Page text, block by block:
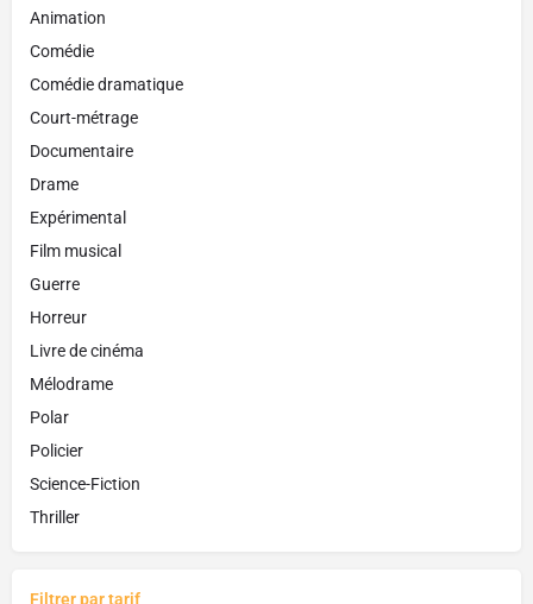
Animation
Comédie
Comédie dramatique
Court-métrage
Documentaire
Drame
Expérimental
Film musical
Guerre
Horreur
Livre de cinéma
Mélodrame
Polar
Policier
Science-Fiction
Thriller
Filtrer par tarif